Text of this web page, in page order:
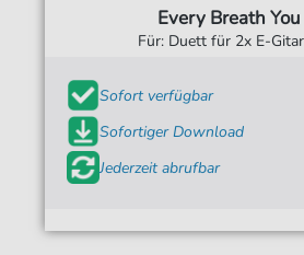
Every Breath You
Für: Duett für 2x E-
Sofort verfügbar
Sofortiger Download
Jederzeit abrufbar